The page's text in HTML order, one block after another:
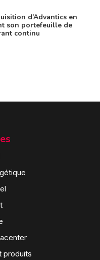
d’Advantics en
son portefeuille de
continu
produits